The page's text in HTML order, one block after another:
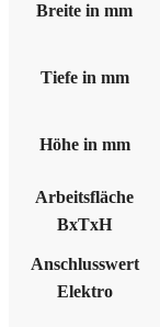
Breite in mm
Tiefe in mm
Höhe in mm
Arbeitsfläche
BxTxH
Anschlusswert
Elektro